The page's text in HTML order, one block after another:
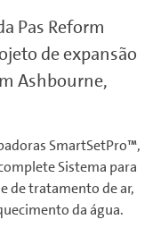
Pas Reform
de expansão
Ashbourne,
SmartSetPro™,
Sistema para
de tratamento de ar,
da água.